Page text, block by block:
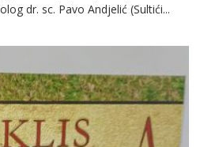
dr. sc. Pavo Andjelić (Sultići...